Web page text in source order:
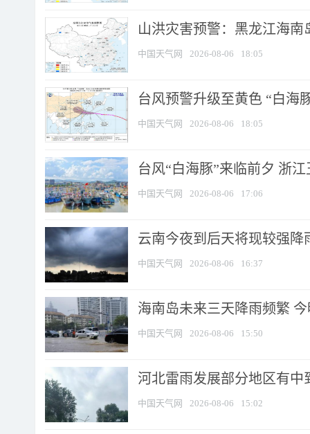
山洪灾害预警：黑龙江海
中国天气网 2026-08-06 18:05
台风预警升级至黄色 “白海
中国天气网 2026-08-06 18:05
台风“白海豚”来临前夕 浙
中国天气网 2026-08-06 17:06
云南今夜到后天将现较强降
中国天气网 2026-08-06 16:37
海南岛未来三天降雨频繁
中国天气网 2026-08-06 15:50
河北雷雨发展部分地区有中
中国天气网 2026-08-06 15:02